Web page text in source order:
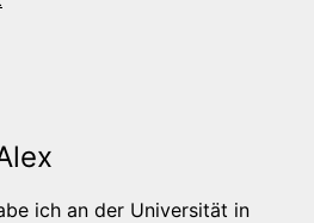
ich an der Universität in